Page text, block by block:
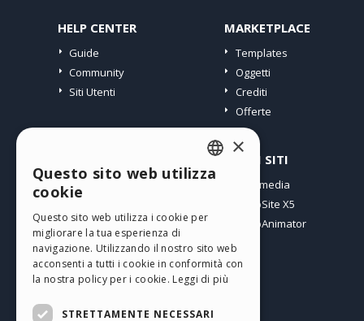
HELP CENTER
Guide
Community
Siti Utenti
MARKETPLACE
Templates
Oggetti
Crediti
Offerte
I miei post
I miei Download
Spazio Web
I miei Crediti
ALTRI SITI
Incomedia
WebSite X5
WebAnimator
ENGLISH
SPANISH
PORTUGUESE
POLISH
×
Questo sito web utilizza
cookie
Questo sito web utilizza i cookie per
migliorare la tua esperienza di
navigazione. Utilizzando il nostro sito web
acconsenti a tutti i cookie in conformità con
la nostra policy per i cookie. Leggi di più
STRETTAMENTE NECESSARI